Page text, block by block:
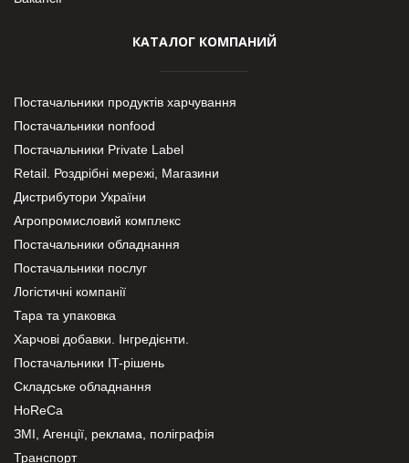
КАТАЛОГ КОМПАНИЙ
Постачальники продуктів харчування
Постачальники nonfood
Постачальники Private Label
Retail. Роздрібні мережі, Магазини
Дистрибутори України
Агропромисловий комплекс
Постачальники обладнання
Постачальники послуг
Логістичні компанії
Тара та упаковка
Харчові добавки. Інгредієнти.
Постачальники IT-рішень
Складське обладнання
HoReCa
ЗМІ, Агенції, реклама, поліграфія
Транспорт